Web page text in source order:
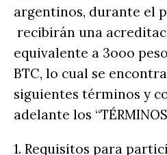
argentinos, durante el
recibirán una
equivalente a 3ooo
BTC, lo cual se
siguientes términos y
adelante los
1. Requisitos para